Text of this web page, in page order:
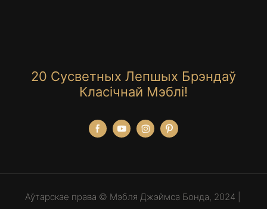
20 Сусветных Лепшых Брэндаў
Класічнай Мэблі!
Аўтарскае права © Мэбля Джэймса Бонда, 2024 |